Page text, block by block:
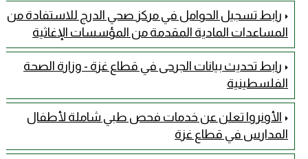
رابط تسجيل الحوامل في مركز صحي الدرج للاستفادة من
المساعدات المادية المقدمة من المؤسسات الإغاثية
رابط تحديث بيانات الجرحى في قطاع غزة - وزارة الصحة
الفلسطينية
الأونروا تعلن عن خدمات فحص طبي شاملة لأطفال
المدارس في قطاع غزة